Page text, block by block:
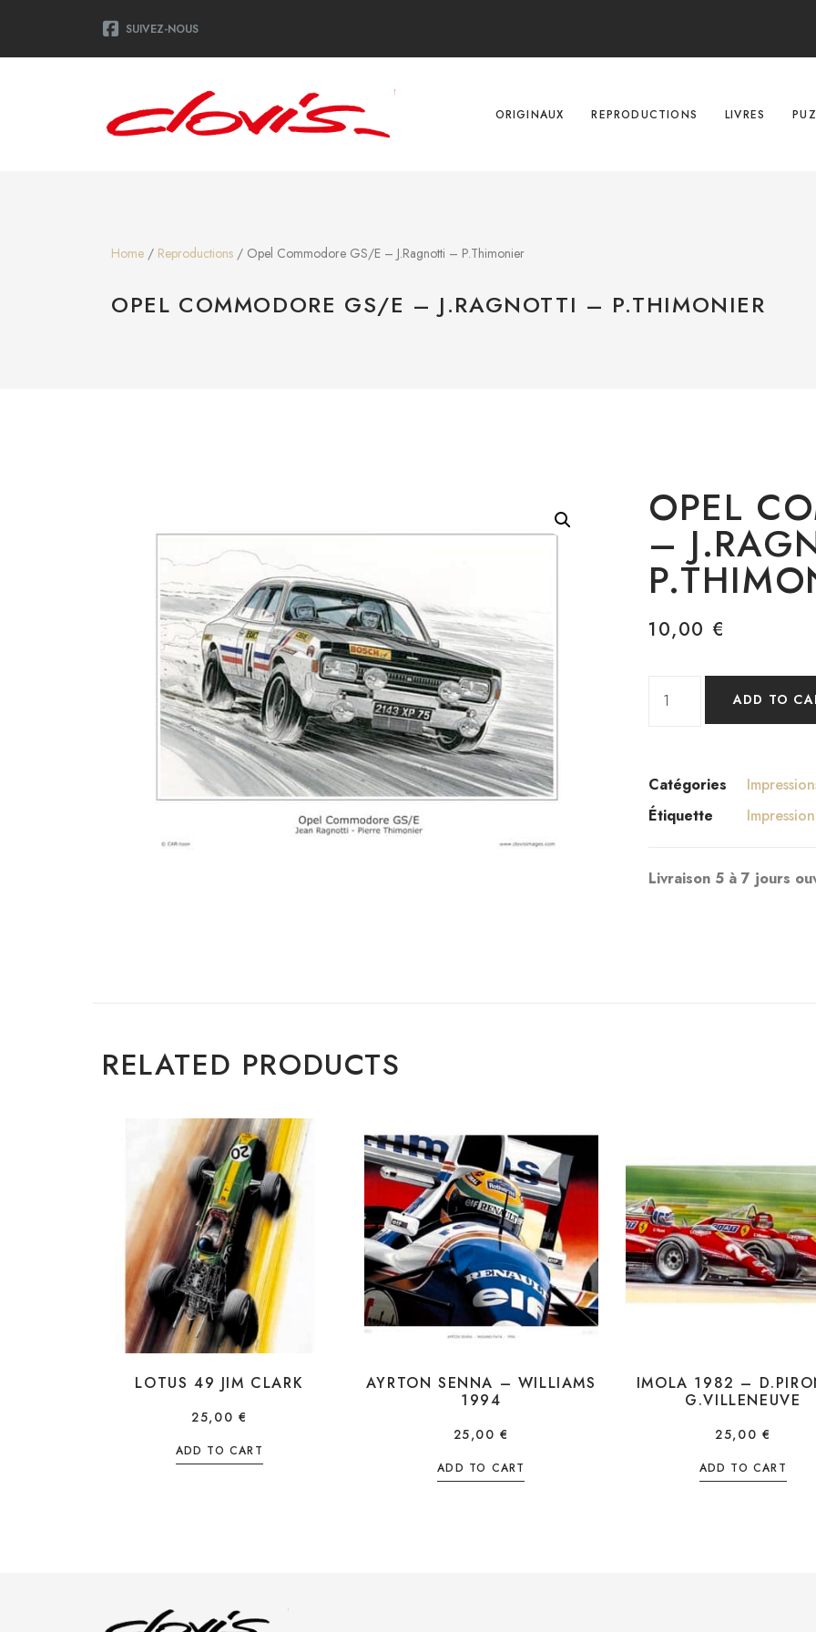
SUIVEZ-NOUS
ORIGINAUX REPRODUCTIONS LIVRES
Home / Reproductions / Opel Commodore GS/E – J.Ragnotti – P.Thimonier
OPEL COMMODORE GS/E – J.RAGNOTTI – P.THIMONIER
OPEL
–
10,00 €
ADD TO
Catégories
Étiquette
Livraison 5 à 7 jours
RELATED PRODUCTS
LOTUS 49 JIM CLARK
25,00 €
ADD TO CART
AYRTON SENNA – WILLIAMS
1994
25,00€
ADD TO CART
IMOLA 1982 –
G.VILLENEUVE
25,00 €
ADD TO CART